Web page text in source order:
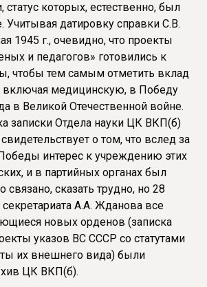
статус которых, естественно, был
Учитывая датировку справки С.В.
1945 г., очевидно, что проекты
и педагогов» готовились к
чтобы тем самым отметить вклад
включая медицинскую, в Победу
в Великой Отечественной войне.
записки Отдела науки ЦК ВКП(б)
о том, что вслед за
интерес к учреждению этих
и в партийных органах был
связано, сказать трудно, но 28
секретариата А.А. Жданова все
новых орденов (записка
указов ВС СССР со статутами
их внешнего вида) были
ЦК ВКП(б).